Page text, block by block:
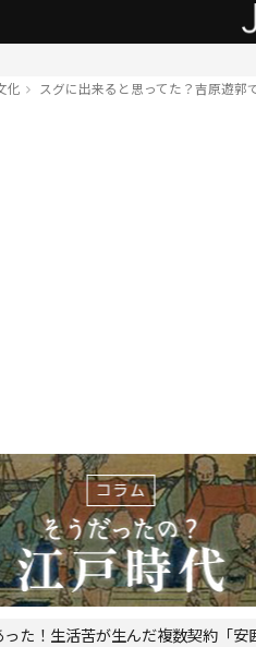
化 スグに出来ると思ってた？吉原遊
た！生活苦が生んだ複数契約「